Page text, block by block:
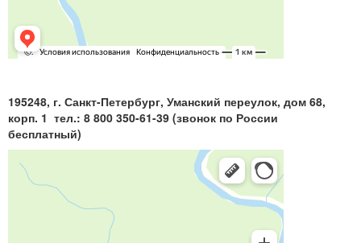
195248, г. Санкт-Петербург, Уманский переулок, дом 68,
корп. 1 тел.: 8 800 350-61-39 (звонок по России
бесплатный)